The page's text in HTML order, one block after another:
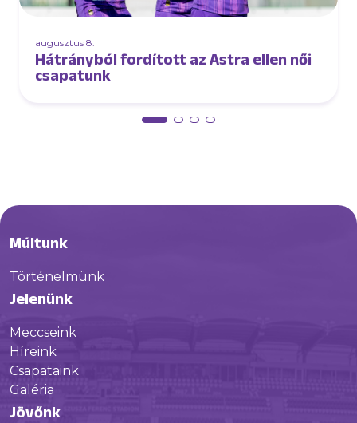
augusztus 8.
Hátrányból fordított az Astra ellen női
csapatunk
Múltunk
Történelmünk
Jelenünk
Meccseink
Híreink
Csapataink
Galéria
Jövőnk